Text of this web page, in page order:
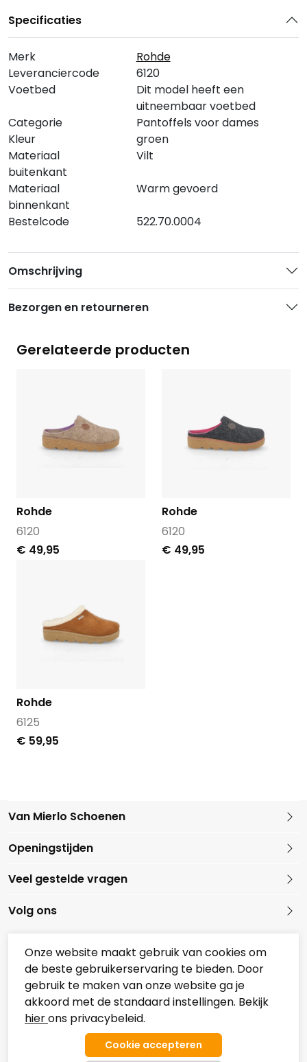
Specificaties
Merk
Rohde
Leveranciercode
6120
Voetbed
Dit model heeft een
uitneembaar voetbed
Categorie
Pantoffels voor dames
Kleur
groen
Materiaal
buitenkant
Vilt
Materiaal
binnenkant
Warm gevoerd
Bestelcode 522.70.0004
Omschrijving
Bezorgen en retourneren
Gerelateerde producten
Rohde
6120
€ 49,95
Rohde
6120
€ 49,95
Rohde
6125
€ 59,95
Van Mierlo Schoenen
Openingstijden
Overzicht Koopzondagen
Veel gestelde vragen
Volg ons
Onze partners
Onze website maakt gebruik van cookies om
de beste gebruikerservaring te bieden. Door
gebruik te maken van onze website ga je
akkoord met de standaard instellingen. Bekijk
hierons privacybeleid.